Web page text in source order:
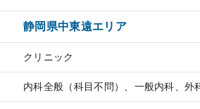
静岡県中東遠エリア
クリニック
内科全般（科目不問）、一般内科、